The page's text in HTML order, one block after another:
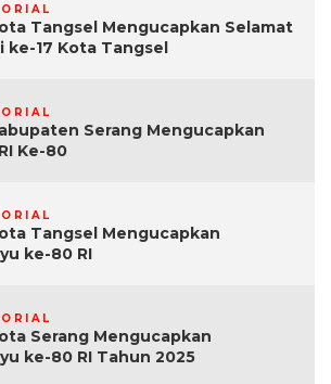
Tangsel Mengucapkan Selamat
ke-17 Kota Tangsel
Serang Mengucapkan
Ke-80
Tangsel Mengucapkan
ke-80 RI
Serang Mengucapkan
ke-80 RI Tahun 2025